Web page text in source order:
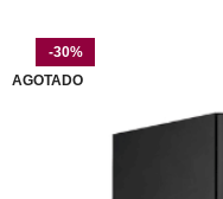
-30%
AGOTADO